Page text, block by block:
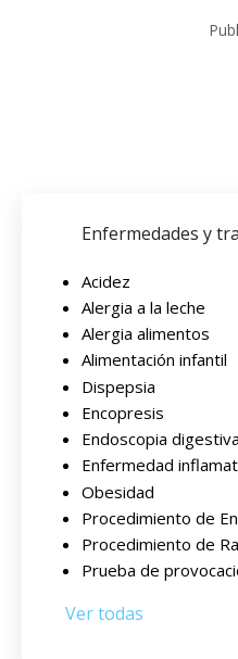
Enfermedades y
Acidez
Alergia a la leche
Alergia alimentos
Alimentación infantil
Dispepsia
Encopresis
Endoscopia
Enfermedad
Obesidad
Procedimiento de
Procedimiento de
Prueba de
Ver todas